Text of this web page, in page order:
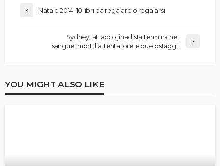
Natale 2014: 10 libri da regalare o regalarsi
Sydney: attacco jihadista termina nel
sangue: morti l’attentatore e due ostaggi.
YOU MIGHT ALSO LIKE